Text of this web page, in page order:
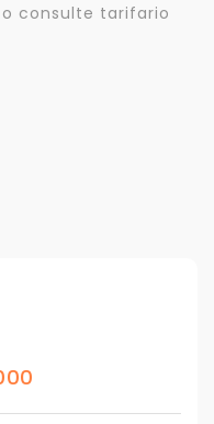
consulte tarifario